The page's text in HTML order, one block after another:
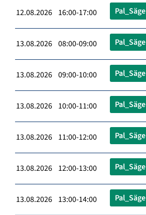
12.08.2026 16:00-17:00 Pal_Säge
13.08.2026 08:00-09:00 Pal_Säge
13.08.2026 09:00-10:00 Pal_Säge
13.08.2026 10:00-11:00 Pal_Säge
13.08.2026 11:00-12:00 Pal_Säge
13.08.2026 12:00-13:00 Pal_Säge
13.08.2026 13:00-14:00 Pal_Säge